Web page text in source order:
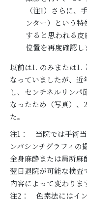
（注1）さらに
ンター）という
すると思われる
位置を再度確認し
以前は1. のみまたは1.
なっていましたが、近
し、センチネルリン
なったため（写真）
た。
注1： 当院では手術
ンパシンチグラフィの
全身麻酔または局所麻
翌日退院が可能な検査
内容によって変わりま
注2： 色素法にはイ